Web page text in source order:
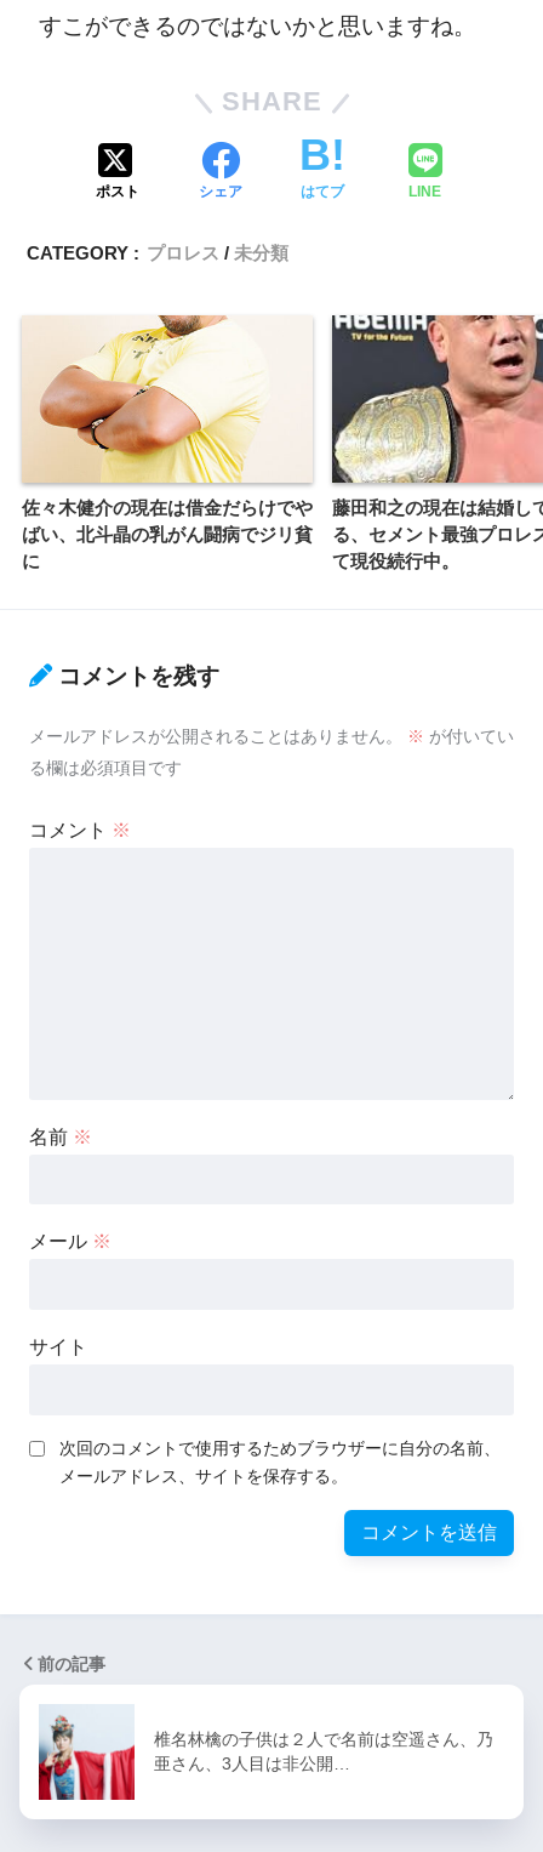
すこができるのではないかと思いますね。
SHARE
ポスト シェア はてブ LINE
CATEGORY : プロレス 未分類
佐々木健介の現在は借金だらけでや
ばい、北斗晶の乳がん闘病でジリ貧
に
藤田和之の現在は結婚し
る、セメント最強プロレ
て現役続行中。
コメントを残す
メールアドレスが公開されることはありません。 ※ が付いてい
る欄は必須項目です
コメント ※
名前 ※
メール ※
サイト
次回のコメントで使用するためブラウザーに自分の名前、
メールアドレス、サイトを保存する。
前の記事
椎名林檎の子供は２人で名前は空遥さん、乃
亜さん、3人目は非公開…